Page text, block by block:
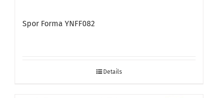
Spor Forma YNFF082
Details